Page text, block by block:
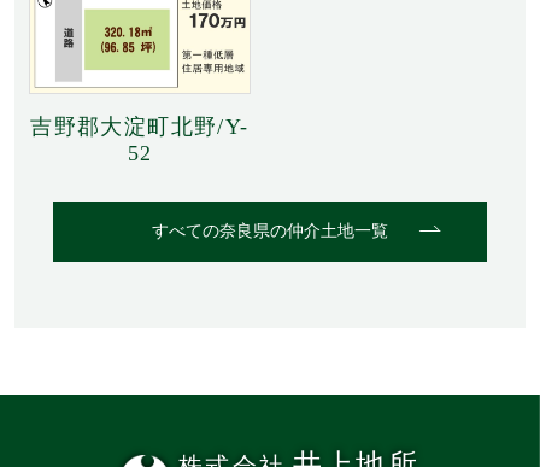
吉野郡大淀町北野/Y-
52
すべての奈良県の仲介土地一覧